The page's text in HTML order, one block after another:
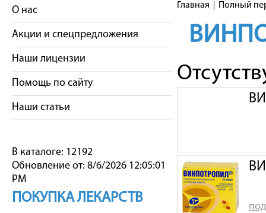
О нас
Акции и спецпредложения
Наши лицензии
Помощь по сайту
Наши статьи
В каталоге: 12192
Обновление от: 8/6/2026 12:05:01
PM
ПОКУПКА ЛЕКАРСТВ
Главная Полный